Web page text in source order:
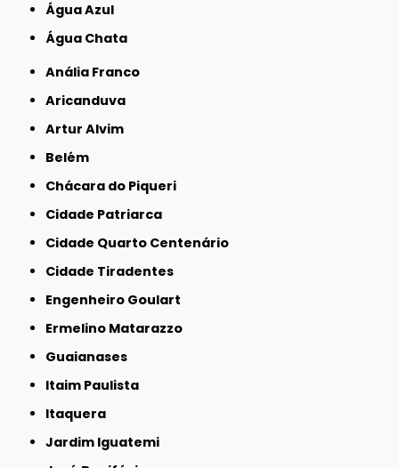
Água Azul
Água Chata
Anália Franco
Aricanduva
Artur Alvim
Belém
Chácara do Piqueri
Cidade Patriarca
Cidade Quarto Centenário
Cidade Tiradentes
Engenheiro Goulart
Ermelino Matarazzo
Guaianases
Itaim Paulista
Itaquera
Jardim Iguatemi